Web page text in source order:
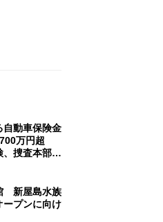
自動車保険金
万円超
、捜査本部解
新屋島水族
ープンに向け